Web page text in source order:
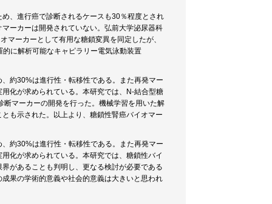
、進行癌で診断されるケースも30％程度とされ
ーカーは開発されていない。弘前大学泌尿器科
マーカーとして有用な糖鎖変異を同定したが、
に解析可能なキャピラリー電気泳動装置
約30%は進行性・転移性である。また再発マー
化が求められている。本研究では、N-結合型糖
マーカーの開発を行った。機械学習を用いた解
も示された。以上より、糖鎖性腎癌バイオマー
約30%は進行性・転移性である。また再発マー
化が求められている。本研究では、糖鎖性バイ
があることも判明し、更なる検討が必要である
果の学術的意義や社会的意義は大きいと思われ